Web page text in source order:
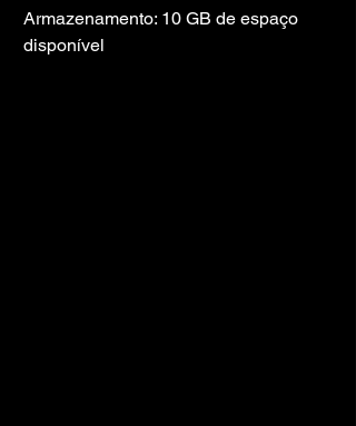
Armazenamento: 10 GB de espaço
disponível